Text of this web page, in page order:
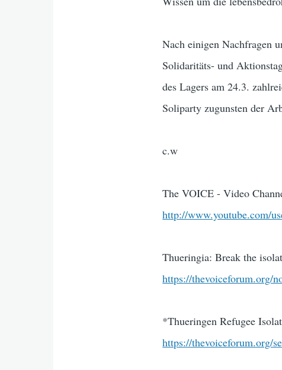
Nach einigen Nachfragen
Solidaritäts- und
des Lagers am 24.3.
Soliparty zugunsten der
c.w
The VOICE - Video
http://www.youtube.com/
Thueringia: Break the
https://thevoiceforum.org/
*Thueringen Refugee
https://thevoiceforum.org/